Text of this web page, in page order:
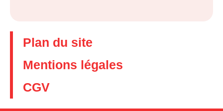
Plan du site
Mentions légales
CGV